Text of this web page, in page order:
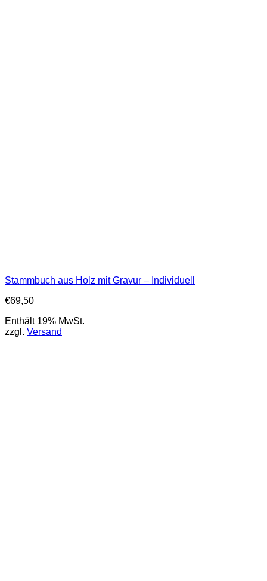
Stammbuch aus Holz mit Gravur – Individuell
€69,50
Enthält 19% MwSt.
zzgl. Versand